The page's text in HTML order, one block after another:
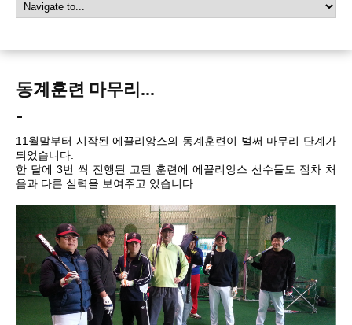
동계훈련 마무리…
11월말부터 시작된 에끌리앙스의 동계훈련이 벌써 마무리 단계가
되었습니다.
한 달에 3번 씩 진행된 고된 훈련에 에끌리앙스 선수들도 점차 처
음과 다른 실력을 보여주고 있습니다.